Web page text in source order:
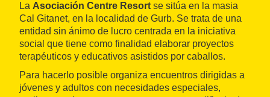
La Asociación Centre Resort se sitúa en la masia
Cal Gitanet, en la localidad de Gurb. Se trata de una
entidad sin ánimo de lucro centrada en la iniciativa
social que tiene como finalidad elaborar proyectos
terapéuticos y educativos asistidos por caballos.
Para hacerlo posible organiza encuentros dirigidas a
jóvenes y adultos con necesidades especiales,